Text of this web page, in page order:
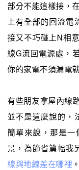
部分不能這樣接，
上有全部的回流電
接又不巧碰上N相
線G流回電源處，
你的家電不須漏電
有些朋友拿屋內線
並不是這麼說的，
簡單來說，那是一
景，為節省篇幅我
線與地線差在哪裡 。